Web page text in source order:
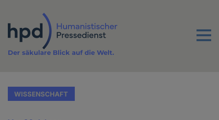
Inhalt
Menu
Der säkulare Blick auf die Welt.
WISSENSCHAFT